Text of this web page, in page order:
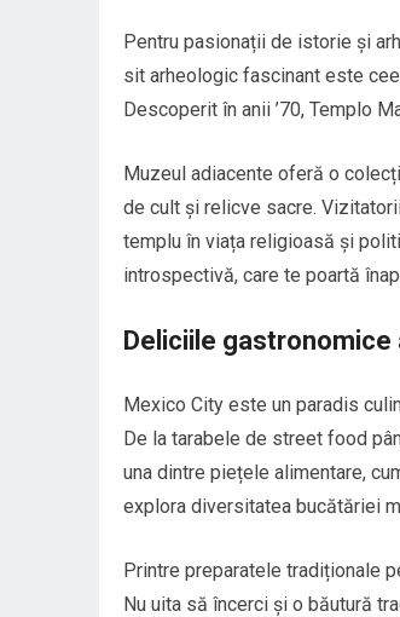
Pentru pasionații de istorie și
sit arheologic fascinant este
Descoperit în anii ’70, Templo
Muzeul adiacente oferă o
de cult și relicve sacre.
templu în viața religioasă și
introspectivă, care te poartă
Deliciile gastronomice
Mexico City este un paradis
De la tarabele de street food
una dintre piețele alimentare,
explora diversitatea bucătăriei
Printre preparatele tradiționale
Nu uita să încerci și o băutură